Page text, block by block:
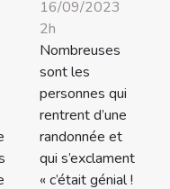
16/09/2023
2h
Nombreuses
sont les
personnes qui
rentrent d’une
randonnée et
qui s’exclament
« c’était génial !